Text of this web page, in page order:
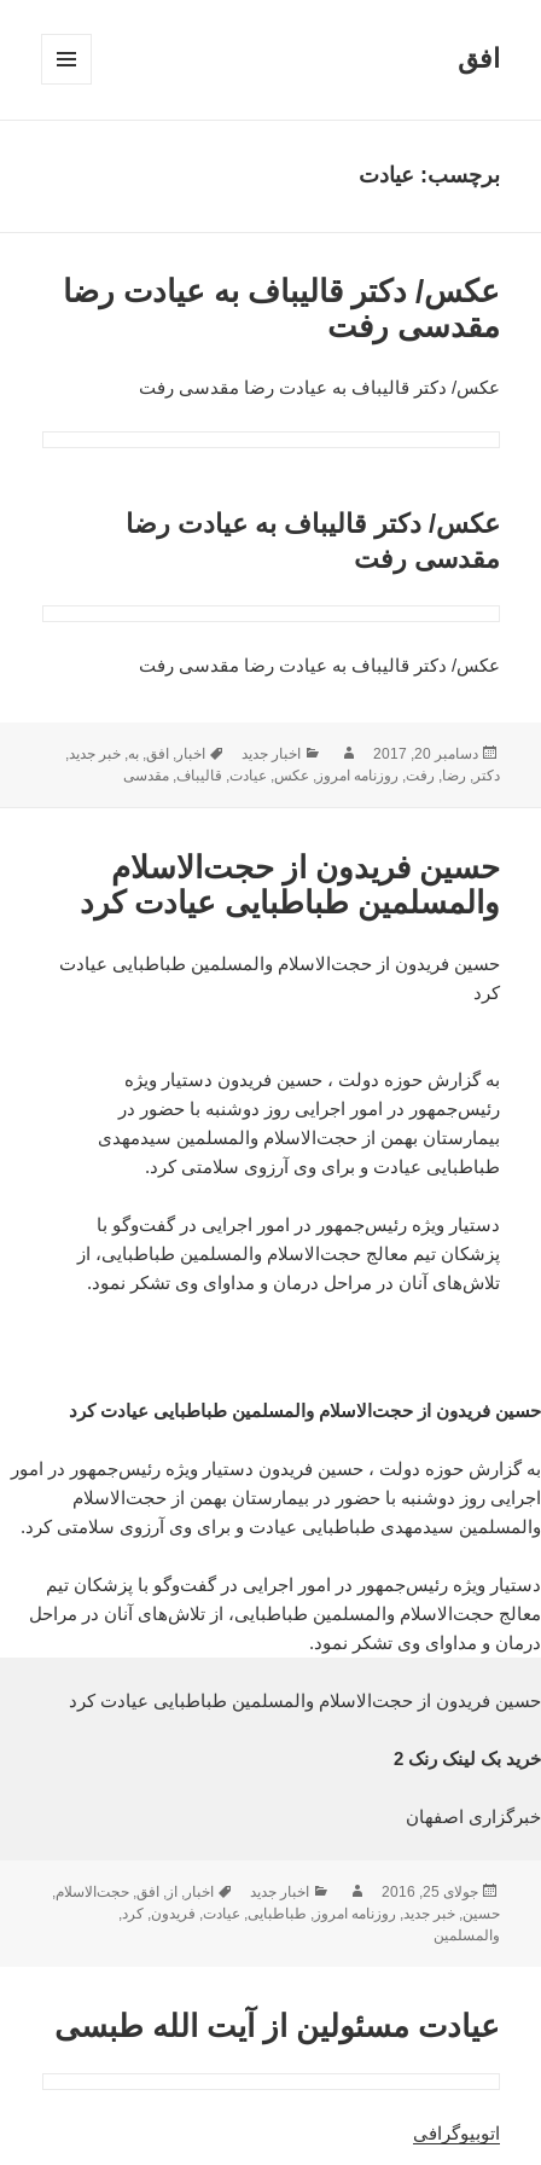
افق
برچسب: عیادت
عکس/ دکتر قالیباف به عیادت رضا
مقدسی رفت
عکس/ دکتر قالیباف به عیادت رضا مقدسی رفت
عکس/ دکتر قالیباف به عیادت رضا
مقدسی رفت
عکس/ دکتر قالیباف به عیادت رضا مقدسی رفت
ارسال
شده
دسامبر 20, 2017 نویسندهدسته‌ها
اخبار جدید برچسب‌ها
اخبار, افق,به,خبر جدید,
دکتر, رضا, رفت, روزنامه امروز, عکس, عیادت, قالیباف,مقدسی
حسین فریدون از حجت‌الاسلام
والمسلمین طباطبایی عیادت کرد
حسین فریدون از حجت‌الاسلام والمسلمین طباطبایی عیادت
کرد
به گزارش حوزه دولت ، حسین فریدون دستیار ویژه
رئیس‌جمهور در امور اجرایی روز دوشنبه با حضور در
بیمارستان بهمن از حجت‌الاسلام والمسلمین سیدمهدی
طباطبایی عیادت و برای وی آرزوی سلامتی کرد.
دستیار ویژه رئیس‌جمهور در امور اجرایی در گفت‌وگو با
پزشکان تیم معالج حجت‌الاسلام والمسلمین طباطبایی، از
تلاش‌های آنان در مراحل درمان و مداوای وی تشکر نمود.
حسین فریدون از حجت‌الاسلام والمسلمین طباطبایی عیادت کرد
به گزارش حوزه دولت ، حسین فریدون دستیار ویژه رئیس‌جمهور در امور
اجرایی روز دوشنبه با حضور در بیمارستان بهمن از حجت‌الاسلام
والمسلمین سیدمهدی طباطبایی عیادت و برای وی آرزوی سلامتی کرد.
دستیار ویژه رئیس‌جمهور در امور اجرایی در گفت‌وگو با پزشکان تیم
معالج حجت‌الاسلام والمسلمین طباطبایی، از تلاش‌های آنان در مراحل
درمان و مداوای وی تشکر نمود.
حسین فریدون از حجت‌الاسلام والمسلمین طباطبایی عیادت کرد
خرید بک لینک رنک 2
خبرگزاری اصفهان
ارسال
شده
در
جولای 25, 2016 نویسندهدسته‌ها
اخبار جدید برچسب‌ها
اخبار, از, افق,حجت‌الاسلام,
حسین,خبر جدید, روزنامه امروز, طباطبایی, عیادت, فریدون,کرد,
والمسلمین
عیادت مسئولین از آیت الله طبسی
اتوبیوگرافی